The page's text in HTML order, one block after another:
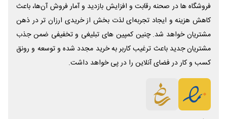
فروشگاه ها در صحنه رقابت و افزایش بازدید و آمار فروش آن‌ها، باعث
کاهش هزینه و ایجاد تجربه‌ای لذت بخش از خریدی ارزان تر در ذهن
مشتریان خواهد شد. چنین کمپین های تبلیغی و تخفیفی ضمن جذب
مشتریان جدید باعث ترغیب کاربر به خرید مجدد شده و توسعه و رونق
کسب و کار در فضای آنلاین را در پی خواهد داشت.